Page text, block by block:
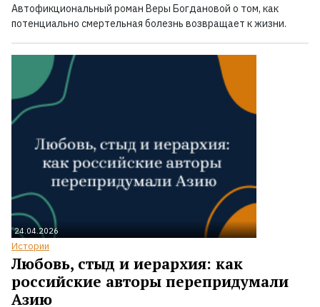
Автофикциональный роман Веры Богдановой о том, как
потенциально смертельная болезнь возвращает к жизни.
24.04.2026
Истории
Любовь, стыд и иерархия: как
российские авторы перепридумали
Азию